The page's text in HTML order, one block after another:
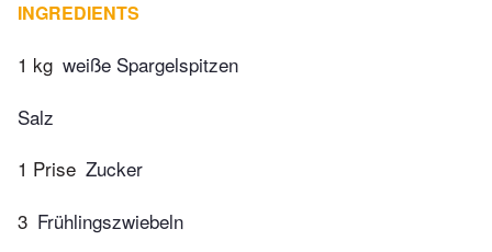
INGREDIENTS
1 kg weiße Spargelspitzen
Salz
1 Prise Zucker
3 Frühlingszwiebeln